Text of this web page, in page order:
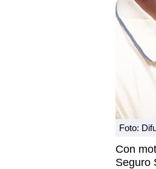
Foto:
Con
Seguro